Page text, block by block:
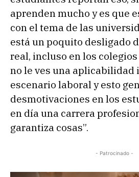
aprenden mucho y es que
con el tema de las
está un poquito desligado
real, incluso en los
no le ves una aplicabilidad
escenario laboral y esto
desmotivaciones en los
en día una carrera
garantiza cosas”.
- Patrocinado -